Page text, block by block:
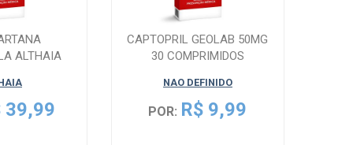
ALTHAIA
39,99
CAPTOPRIL GEOLAB 50MG
30 COMPRIMIDOS
NAO DEFINIDO
POR: R$ 9,99